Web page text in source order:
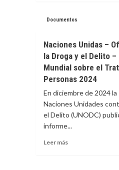
Gestación
grave
violación
de
los
derechos
humanos.
Documentos
Naciones Unidas –
la Droga y el Delito
Mundial sobre el
Personas 2024
En diciembre de 2024
Naciones Unidades
el Delito (UNODC)
informe...
Leer más